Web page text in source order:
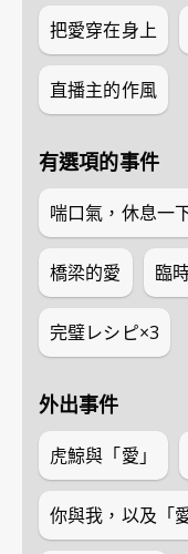
把愛穿在身上
直播主的作風
有選項的事件
喘口氣，休息一
橋梁的愛 臨
完璧レシピ×3
外出事件
虎鯨與「愛」
你與我，以及「愛